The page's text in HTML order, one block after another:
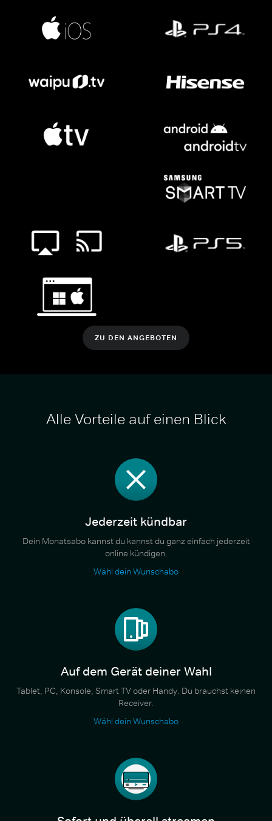
ZU DEN ANGEBOTEN
Alle Vorteile auf einen Blick
Jederzeit kündbar
Dein Monatsabo kannst du kannst du ganz einfach jederzeit
online kündigen.
Wähl dein Wunschabo
Auf dem Gerät deiner Wahl
Tablet, PC, Konsole, Smart TV oder Handy. Du brauchst keinen
Receiver.
Wähl dein Wunschabo